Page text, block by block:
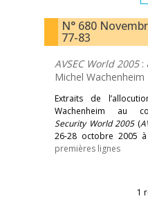
N° 680
77-83
AVSEC World 2005:
Michel Wachenheim
Extraits de
Wachenheim au
Security World 2005(
26-28 octobre 2005 à
premières lignes
1